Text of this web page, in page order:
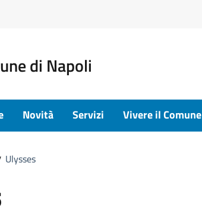
di Napoli
Novità Servizi Vivere il Comune
Ulysses